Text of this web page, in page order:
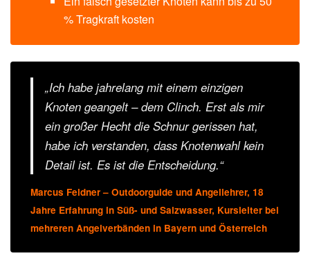
% Tragkraft kosten
„Ich habe jahrelang mit einem einzigen
Knoten geangelt – dem Clinch. Erst als mir
ein großer Hecht die Schnur gerissen hat,
habe ich verstanden, dass Knotenwahl kein
Detail ist. Es ist die Entscheidung.“
Marcus Feldner – Outdoorguide und Angellehrer, 18
Jahre Erfahrung in Süß- und Salzwasser, Kursleiter bei
mehreren Angelverbänden in Bayern und Österreich